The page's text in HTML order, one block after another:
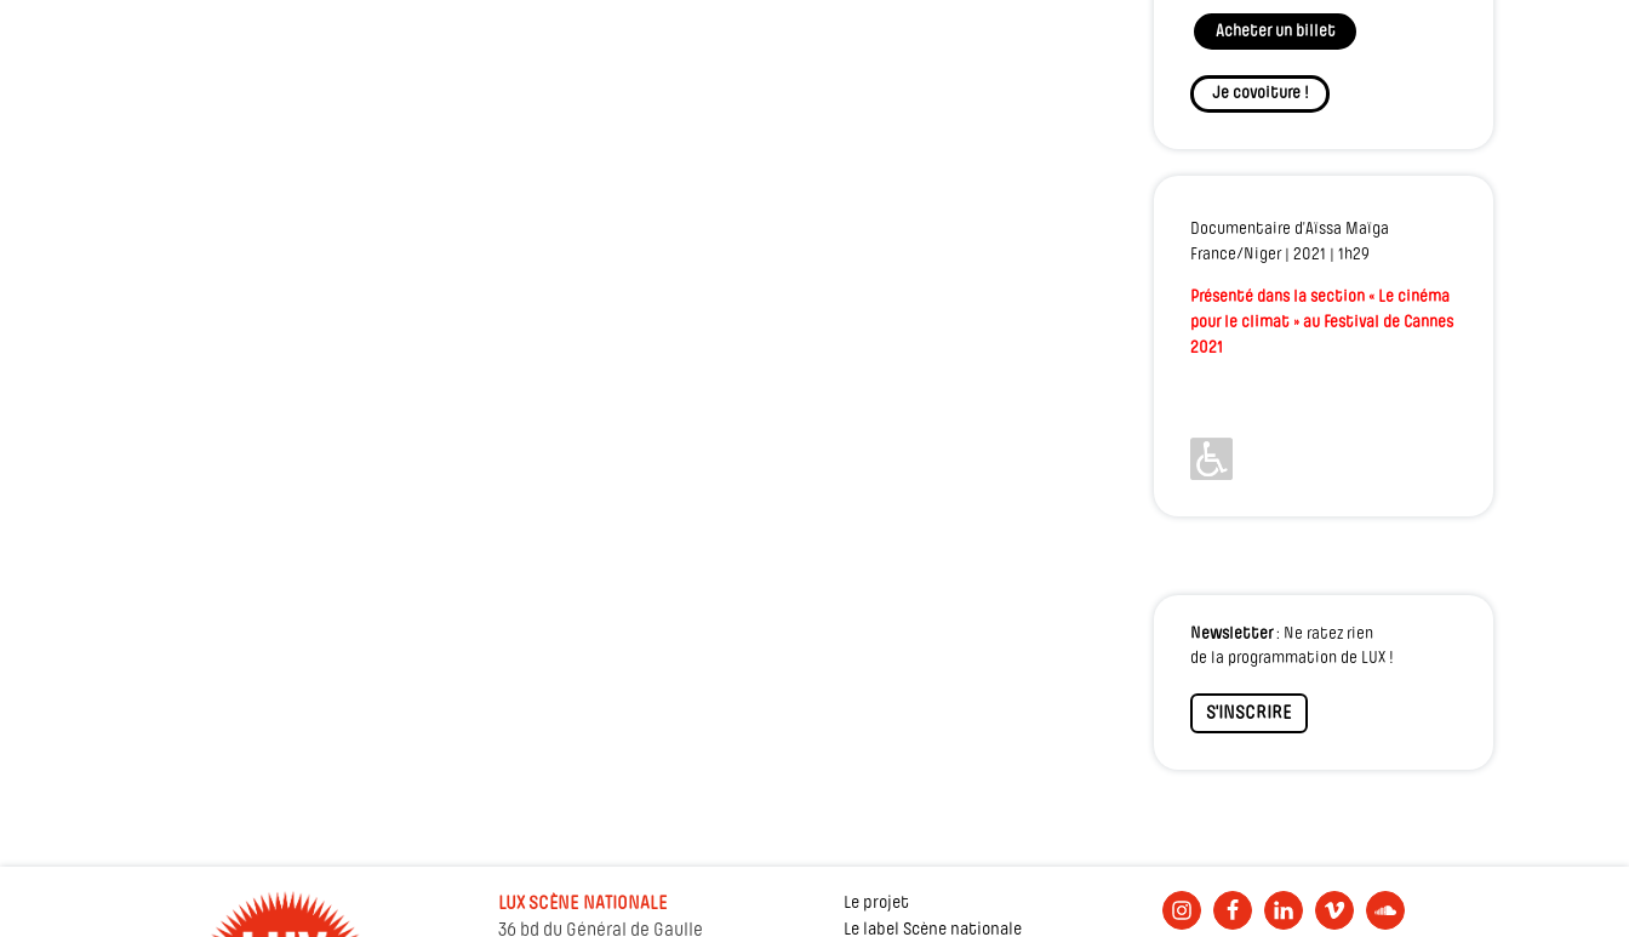
Acheter un billet
Je covoiture !
Documentaire d’Aïssa Maïga
France/Niger | 2021 | 1h29
Présenté dans la section « Le cinéma
pour le climat » au Festival de Cannes
2021
Newsletter: Ne ratez rien
de la programmation de LUX !
S'INSCRIRE
LUX SCÈNE NATIONALE
36 bd du Général de Gaulle
Le projet
Le label Scène nationale